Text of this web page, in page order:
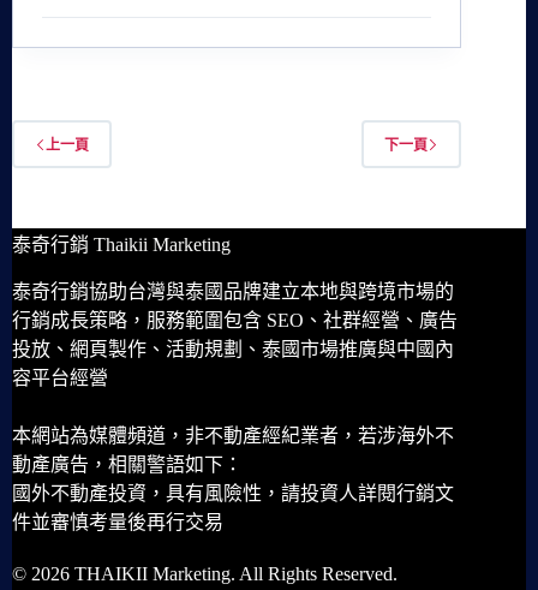
上一頁 下一頁
泰奇行銷 Thaikii Marketing
泰奇行銷協助台灣與泰國品牌建立本地與跨境市場的
行銷成長策略，服務範圍包含 SEO、社群經營、廣告
投放、網頁製作、活動規劃、泰國市場推廣與中國內
容平台經營
本網站為媒體頻道，非不動產經紀業者，若涉海外不
動產廣告，相關警語如下：
國外不動產投資，具有風險性，請投資人詳閱行銷文
件並審慎考量後再行交易
© 2026 THAIKII Marketing. All Rights Reserved.